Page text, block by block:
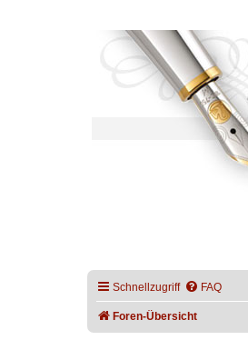
Schnellzugriff FAQ
Foren-Übersicht